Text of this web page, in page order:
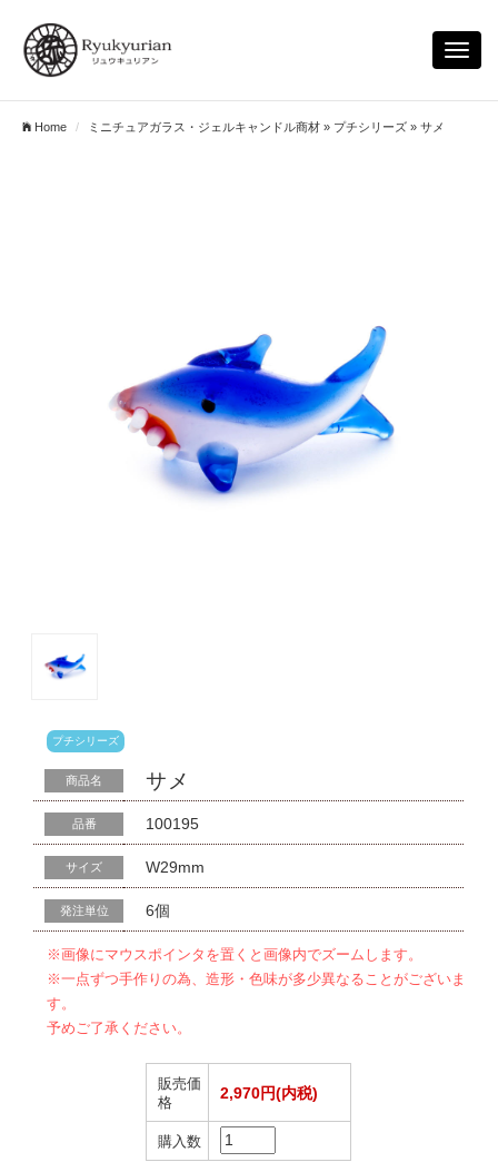
Home ミニチュアガラス・ジェルキャンドル商材 » プチシリーズ » サメ
プチシリーズ
商品名 サメ
品番 100195
サイズ W29mm
発注単位 6個
※画像にマウスポインタを置くと画像内でズームします。
※一点ずつ手作りの為、造形・色味が多少異なることがございま
す。
予めご了承ください。
販売価
格
2,970円(内税)
購入数